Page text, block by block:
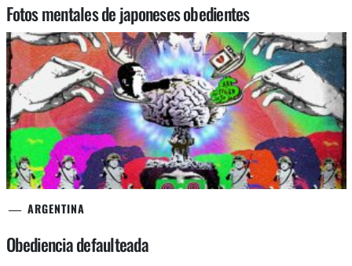
Fotos mentales de japoneses obedientes
ARGENTINA
Obediencia defaulteada